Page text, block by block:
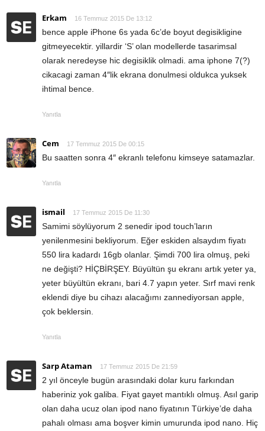
Erkam 16 Temmuz 2015 De 13:12
bence apple iPhone 6s yada 6c’de boyut degisikligine
gitmeyecektir. yillardir ‘S’ olan modellerde tasarimsal
olarak neredeyse hic degisiklik olmadi. ama iphone 7(?)
cikacagi zaman 4″lik ekrana donulmesi oldukca yuksek
ihtimal bence.
Yanıtla
Cem 17 Temmuz 2015 De 00:15
Bu saatten sonra 4″ ekranlı telefonu kimseye satamazlar.
Yanıtla
ismail 17 Temmuz 2015 De 11:30
Samimi söylüyorum 2 senedir ipod touch’ların
yenilenmesini bekliyorum. Eğer eskiden alsaydım fiyatı
550 lira kadardı 16gb olanlar. Şimdi 700 lira olmuş, peki
ne değişti? HİÇBİRŞEY. Büyültün şu ekranı artık yeter ya,
yeter büyültün ekranı, bari 4.7 yapın yeter. Sırf mavi renk
eklendi diye bu cihazı alacağımı zannediyorsan apple,
çok beklersin.
Yanıtla
Sarp Ataman 17 Temmuz 2015 De 21:59
2 yıl önceyle bugün arasındaki dolar kuru farkından
haberiniz yok galiba. Fiyat gayet mantıklı olmuş. Asıl garip
olan daha ucuz olan ipod nano fiyatının Türkiye’de daha
pahalı olması ama boşver kimin umurunda ipod nano. Hiç